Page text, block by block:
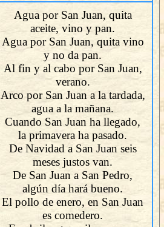
Agua por San Juan, quita
aceite, vino y pan.
Agua por San Juan, quita vino
y no da pan.
Al fin y al cabo por San Juan,
verano.
Arco por San Juan a la tardada,
agua a la mañana.
Cuando San Juan ha llegado,
la primavera ha pasado.
De Navidad a San Juan seis
meses justos van.
De San Juan a San Pedro,
algún día hará bueno.
El pollo de enero, en San Juan
es comedero.